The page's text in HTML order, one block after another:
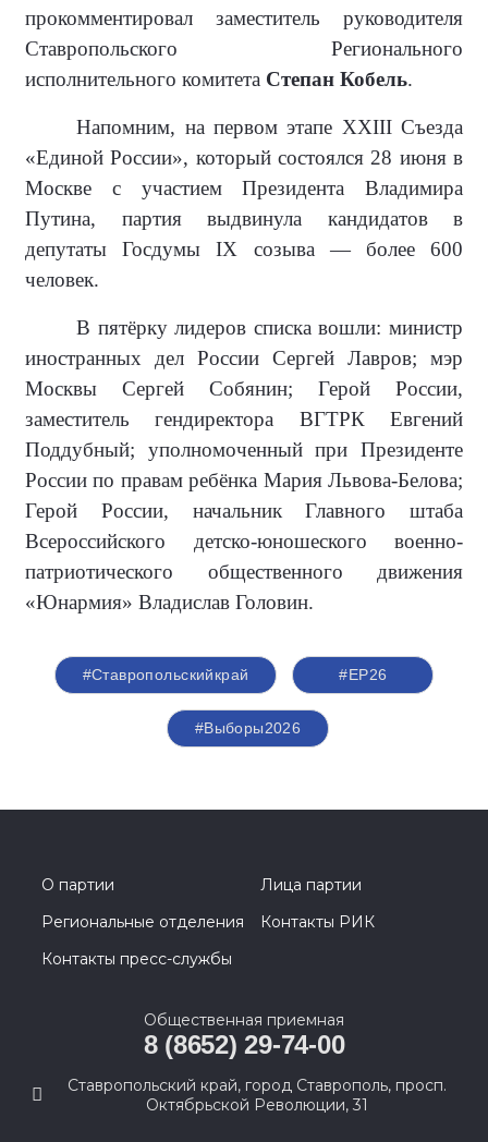
прокомментировал заместитель руководителя
Ставропольского Регионального
исполнительного комитета Степан Кобель.
Напомним, на первом этапе XXIII Съезда
«Единой России», который состоялся 28 июня в
Москве с участием Президента Владимира
Путина, партия выдвинула кандидатов в
депутаты Госдумы IX созыва — более 600
человек.
В пятёрку лидеров списка вошли: министр
иностранных дел России Сергей Лавров; мэр
Москвы Сергей Собянин; Герой России,
заместитель гендиректора ВГТРК Евгений
Поддубный; уполномоченный при Президенте
России по правам ребёнка Мария Львова-Белова;
Герой России, начальник Главного штаба
Всероссийского детско-юношеского военно-
патриотического общественного движения
«Юнармия» Владислав Головин.
#Ставропольскийкрай #ЕР26
#Выборы2026
О партии
Лица партии
Региональные отделения
Контакты РИК
Контакты пресс-службы
Общественная приемная
8 (8652) 29-74-00
Ставропольский край, город Ставрополь, просп.
Октябрьской Революции, 31